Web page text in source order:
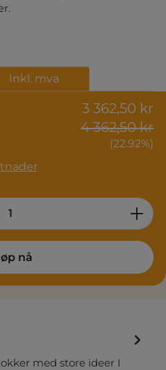
3 362,50 kr
4 362,50 kr
(22.92%)
Inkl. mva
Enter the desired
nå
med store ideer I